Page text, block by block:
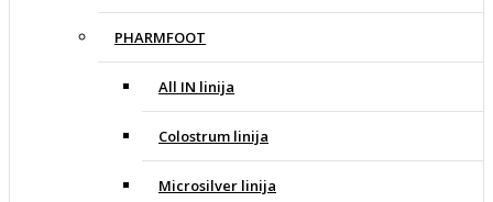
PHARMFOOT
All IN linija
Colostrum linija
Microsilver linija